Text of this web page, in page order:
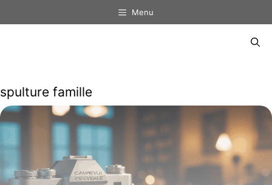
au
Menu
spulture famille